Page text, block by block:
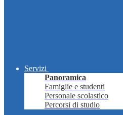
Servizi
Panoramica
Famiglie e studenti
Personale scolastico
Percorsi di studio